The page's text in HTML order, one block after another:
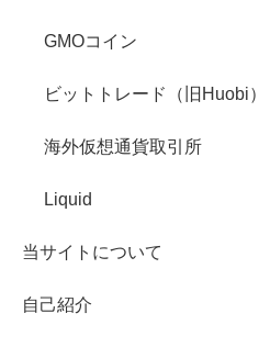
GMOコイン
ビットトレード（旧Huobi）
海外仮想通貨取引所
Liquid
当サイトについて
自己紹介